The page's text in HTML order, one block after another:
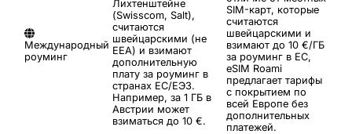
Международный
роуминг
Лихтенштейне
(Swisscom, Salt),
считаются
швейцарскими (не
EEA) и взимают
дополнительную
плату за роуминг в
странах ЕС/ЕЭЗ.
Например, за 1 ГБ в
Австрии может
взиматься до 10 €.
SIM-карт, которые
считаются
швейцарскими и
взимают до 10 €/ГБ
за роуминг в ЕС,
eSIM Roami
предлагает тарифы
с покрытием по
всей Европе без
дополнительных
платежей.